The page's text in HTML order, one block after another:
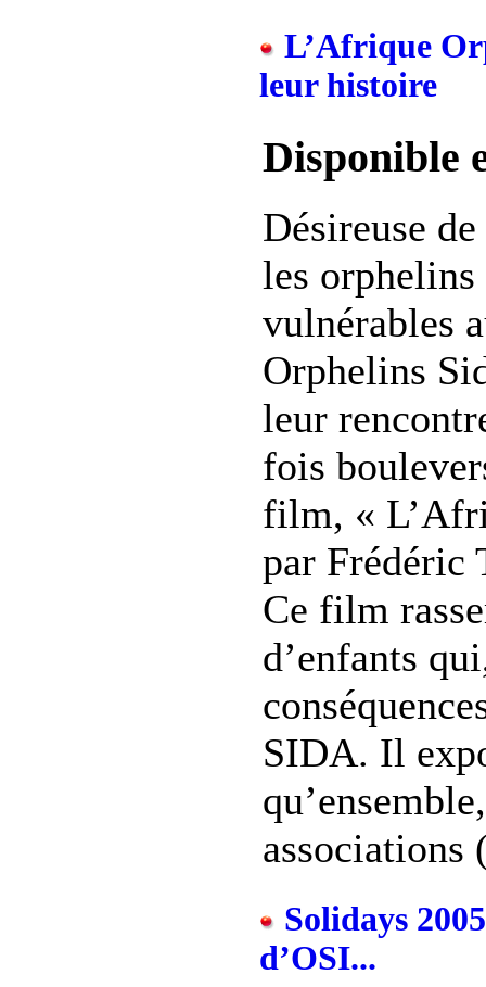
L’Afrique
leur histoire
Disponible
Désireuse
les orphelins
vulnérables
Orphelins
leur
fois
film, «
par Frédéric
Ce film
d’enfants
SIDA. Il
associations
Solidays
d’OSI...